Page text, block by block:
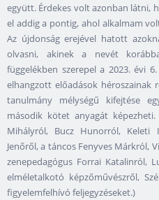
együtt. Érdekes volt azonban látni,
el addig a pontig, ahol alkalmam
Az újdonság erejével hatott
olvasni, akinek a nevét
függelékben szerepel a 2023. évi
elhangzott előadások
tanulmány mélységű kifejtése
második kötet anyagát képezheti.
Mihályról, Bucz Hunorról, Keleti
Jenőről, a táncos Fenyves Márkról,
zenepedagógus Forrai Katalinról,
elméletalkotó képzőművészről,
figyelemfelhívó feljegyzéseket.)